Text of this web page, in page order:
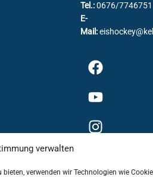
verwalten
verwenden wir Technologien wie
Tel.:0676/7746751
E-
Mail: